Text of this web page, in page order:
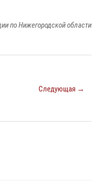
по Нижегородской области
Следующая →